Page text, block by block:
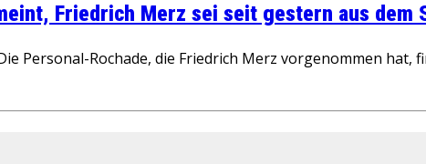
Friedrich Merz sei seit gestern aus
Personal-Rochade, die Friedrich Merz vorgenommen